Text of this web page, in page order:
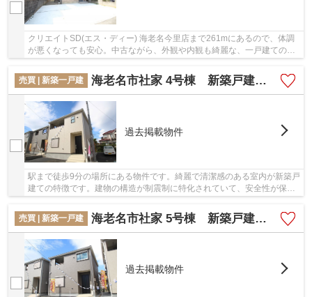
クリエイトSD(エス・ディー) 海老名今里店まで261mにあるので、体調
が悪くなっても安心。中古ながら、外観や内観も綺麗な、一戸建ての物
売買 | 新築一戸建
海老名市社家 4号棟 新築戸建 全9棟【仲介手数料無料】
過去掲載物件
駅まで徒歩9分の場所にある物件です。綺麗で清潔感のある室内が新築戸
建ての特徴です。建物の構造が制震制に特化されていて、安全性が保た
売買 | 新築一戸建
海老名市社家 5号棟 新築戸建 全9棟【仲介手数料無料】
過去掲載物件